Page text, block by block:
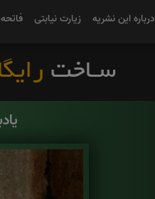
درباره این نشریه زیارت نیابتی